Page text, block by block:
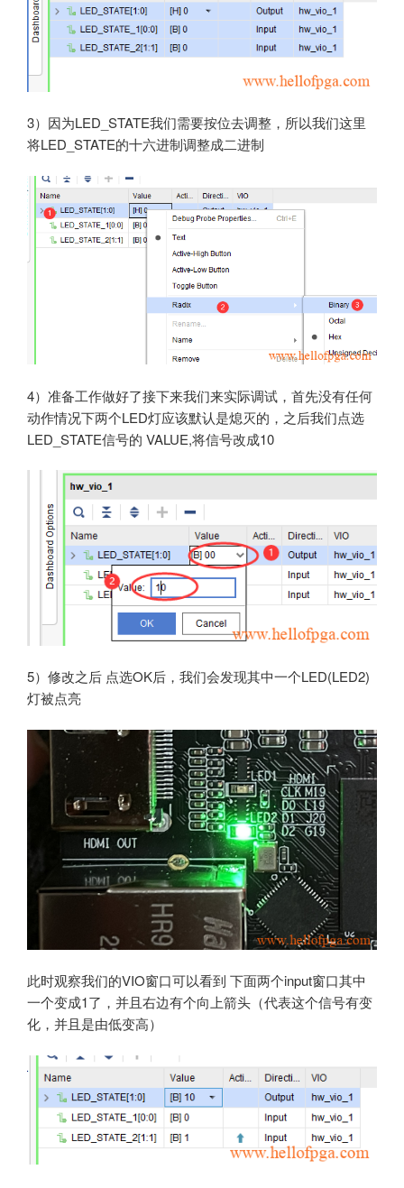
3）因为LED_STATE我们需要按位去调整，所以我们这里
将LED_STATE的十六进制调整成二进制
4）准备工作做好了接下来我们来实际调试，首先没有任何
动作情况下两个LED灯应该默认是熄灭的，之后我们点选
LED_STATE信号的 VALUE,将信号改成10
5）修改之后 点选OK后，我们会发现其中一个LED(LED2)
灯被点亮
此时观察我们的VIO窗口可以看到 下面两个input窗口其中
一个变成1了，并且右边有个向上箭头（代表这个信号有变
化，并且是由低变高）